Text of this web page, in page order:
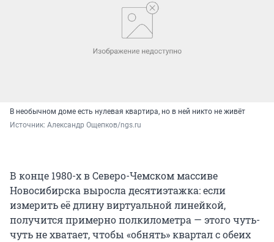
В необычном доме есть нулевая квартира, но в ней никто не живёт
Источник: Александр Ощепков/ngs.ru
В конце 1980-х в Северо-Чемском массиве
Новосибирска выросла десятиэтажка: если
измерить её длину виртуальной линейкой,
получится примерно полкилометра — этого чуть-
чуть не хватает, чтобы «обнять» квартал с обеих